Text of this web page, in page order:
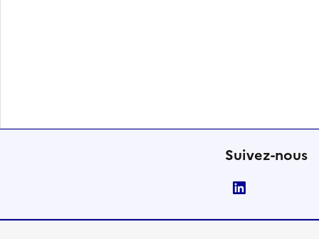
Suivez-nous